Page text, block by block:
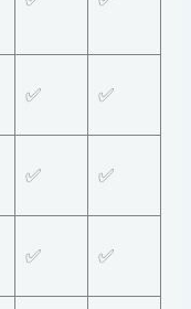
✅ ✅
✅ ✅
✅ ✅